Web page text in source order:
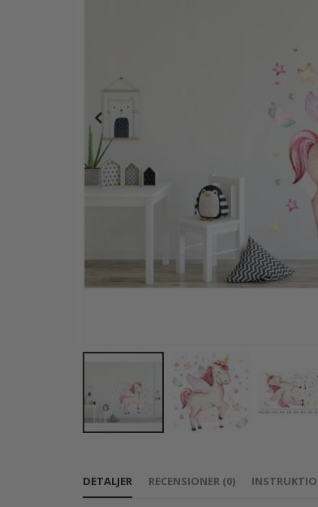
Väggdekal - Enhörningar och regnbåge
början
DETALJER RECENSIONER (0)